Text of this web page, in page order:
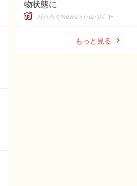
物状態に
ガハろぐNewsヽ(･ω･)/ｽﾞｺｰ
もっと見る